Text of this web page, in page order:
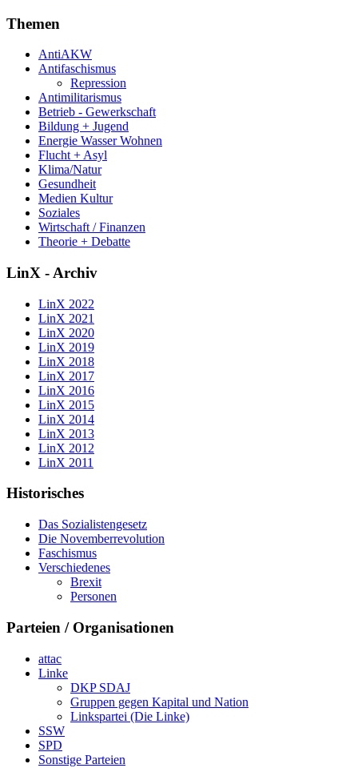
Themen
AntiAKW
Antifaschismus
Repression
Antimilitarismus
Betrieb - Gewerkschaft
Bildung + Jugend
Energie Wasser Wohnen
Flucht + Asyl
Klima/Natur
Gesundheit
Medien Kultur
Soziales
Wirtschaft / Finanzen
Theorie + Debatte
LinX - Archiv
LinX 2022
LinX 2021
LinX 2020
LinX 2019
LinX 2018
LinX 2017
LinX 2016
LinX 2015
LinX 2014
LinX 2013
LinX 2012
LinX 2011
Historisches
Das Sozialistengesetz
Die Novemberrevolution
Faschismus
Verschiedenes
Brexit
Personen
Parteien / Organisationen
attac
Linke
DKP SDAJ
Gruppen gegen Kapital und Nation
Linkspartei (Die Linke)
SSW
SPD
Sonstige Parteien